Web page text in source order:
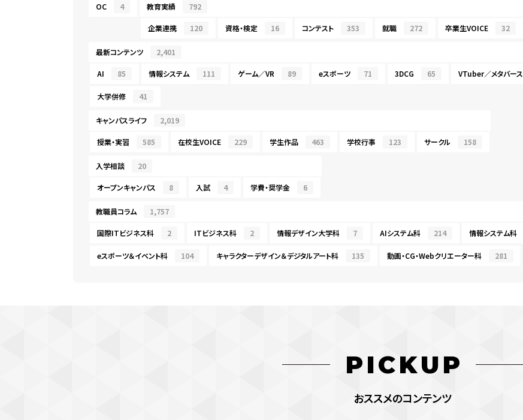
OC 4 教育実績 792
企業連携 120 資格・検定 16 コンテスト 353 就職 272 卒業生VOICE 32
最新コンテンツ 2,401
AI 85 情報システム 111 ゲーム／VR 89 eスポーツ 71 3DCG 65 VTuber／メタバース
大学併修 41
キャンパスライフ 2,019
授業・実習 585 在校生VOICE 229 学生作品 463 学校行事 123 サークル 158
入学相談 20
オープンキャンパス 8 入試 4 学費・奨学金 6
教職員コラム 1,757
国際ITビジネス科 2 ITビジネス科 2 情報デザイン大学科 7 AIシステム科 214 情報システム科
eスポーツ＆イベント科 104 キャラクターデザイン＆デジタルアート科 135 動画・CG・Webクリエーター科 281
PICKUP
おススメのコンテンツ